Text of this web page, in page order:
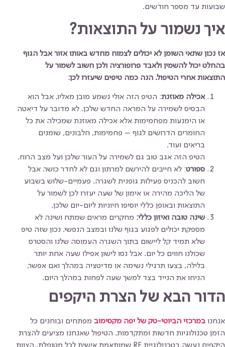
שבועות עד מספר חודשים.
איך נשמור על התוצאות?
אז נכון שתאי השומן לא יכולים לצמוח מחדש באותו אזור אבל הגוף
בהחלט יכול להשמין ולאבד פרופורציה ולכן חשוב לשמור על
התוצאות אחרי הטיפול. הנה כמה טיפים שיעזרו לכן:
אכילה מאוזנת: הטיפ הזה אולי נשמע מובן מאליו, אבל הוא
הבסיס לשמירה על המראה החדש שלכן. לא מדובר על דיאטה
או הימנעות מפחמימות אלא אכילה מאוזנת שמכילה את כל
החומרים הדרושים לגוף – פחמימות, חלבונים, שומנים
בריאים ועוד.
הטיפ הזה אגב טוב גם לשמירה על העור שלכן ועל מצב הרוח.
ספורט: לא חייבים להירשם למרתון וגם לא לחדר כושר. אבל
חשוב להכניס פעילות גופנית לשגרה. פעמיים-שלוש בשבוע
של הליכה מהירה או אימון של שעה יעזרו לכן לשמור על
התוצאות ובאופן כללי יוסיפו חיוניות ליום-יום שלכן.
שינה טובה ואיזון כללי: מחקרים מראים שמתח ושינה לא
מספקת יכולים לפגוע בגוף שלנו ובמצב הנפשי. נכון שזה טיפ
שלא תמיד קל ליישום בתוך השגרה העמוסה שלנו והסטרס
שכולנו חווים כל יום. אבל נסו לישון אפילו שעה אחת יותר
בלילה, בצעו תרגילי נשימה או מדיטציה במהלך ואם אפשר,
הניחו את הנייד בצד למשך שעה לפחות במהלך היום.
הדור הבא של הצרת היקפים
אנחנו במרכזי הביוטי-טק של יפה מקסימוב מפתחים ובוחנים כל
הזמן טכנולוגיות חדשות ומתקדמות. הטיפול שאנחנו מציעים להצרת